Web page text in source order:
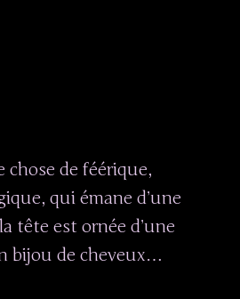
chose de féérique,
qui émane d’une
tête est ornée d’une
bijou de cheveux…